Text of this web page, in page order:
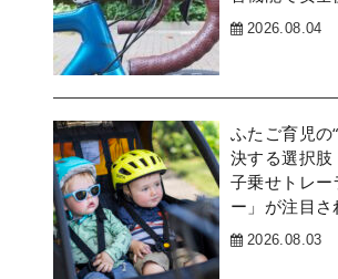
2026.08.04
ふたご育児の
決する選択
子乗せトレー
ー」が注目さ
2026.08.03